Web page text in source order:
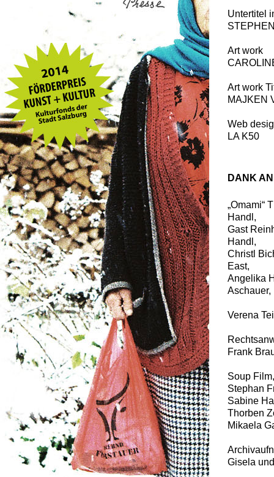
Untertitel
Art work
Art work
MAJKEN
Web
LA K50
DANK AN
„Omami“
Handl,
Gast
Handl,
Christl
East,
Angelika
Aschauer,
Verena
Frank
Soup
Stephan
Sabine
Thorben
Mikaela
Gisela